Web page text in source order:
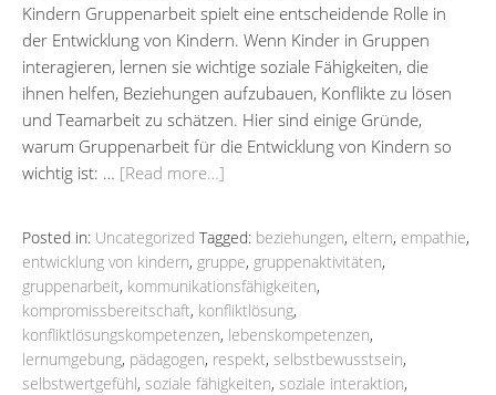
Kindern Gruppenarbeit spielt eine entscheidende Rolle in
der Entwicklung von Kindern. Wenn Kinder in Gruppen
interagieren, lernen sie wichtige soziale Fähigkeiten, die
ihnen helfen, Beziehungen aufzubauen, Konflikte zu lösen
und Teamarbeit zu schätzen. Hier sind einige Gründe,
warum Gruppenarbeit für die Entwicklung von Kindern so
wichtig ist: … [Read more…]
Posted in: Uncategorized Tagged: beziehungen, eltern, empathie,
entwicklung von kindern, gruppe, gruppenaktivitäten,
gruppenarbeit, kommunikationsfähigkeiten,
kompromissbereitschaft, konfliktlösung,
konfliktlösungskompetenzen, lebenskompetenzen,
lernumgebung, pädagogen, respekt, selbstbewusstsein,
selbstwertgefühl, soziale fähigkeiten, soziale interaktion,